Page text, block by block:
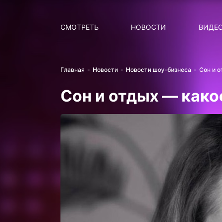
СМОТРЕТЬ НОВОСТИ
Главная Новости Новости шоу-бизнеса Сон и
Сон и отдых —